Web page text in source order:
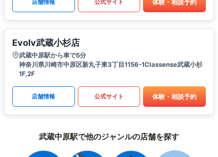
店舗情報 公式サイト 体験・相談予約
Evolv武蔵小杉店
武蔵中原駅から車で5分
神奈川県川崎市中原区新丸子東3丁目1156-1Classense武蔵小杉
1F,2F
店舗情報 公式サイト 体験・相談予約
武蔵中原駅で他のジャンルの店舗を探す